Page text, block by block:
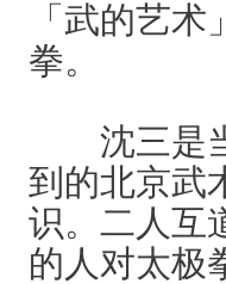
「武的艺
拳。
沈三是当
到的北京武
识。二人互
的人对太极